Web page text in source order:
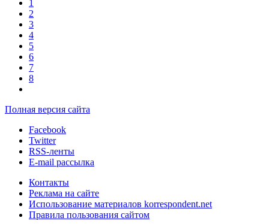
1
2
3
4
5
6
7
8
Полная версия сайта
Facebook
Twitter
RSS-ленты
E-mail рассылка
Контакты
Реклама на сайте
Использование материалов korrespondent.net
Правила пользования сайтом